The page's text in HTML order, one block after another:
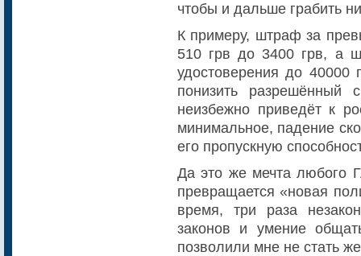
чтобы и дальше грабить
К примеру, штраф за
510 грв до 3400 грв, а
удостоверения до
понизить разрешённый
неизбежно приведёт к
минимальное, падение
его пропускную
Да это же мечта любого
превращается «новая
время, три раза
законов и умение
позволили мне не стать